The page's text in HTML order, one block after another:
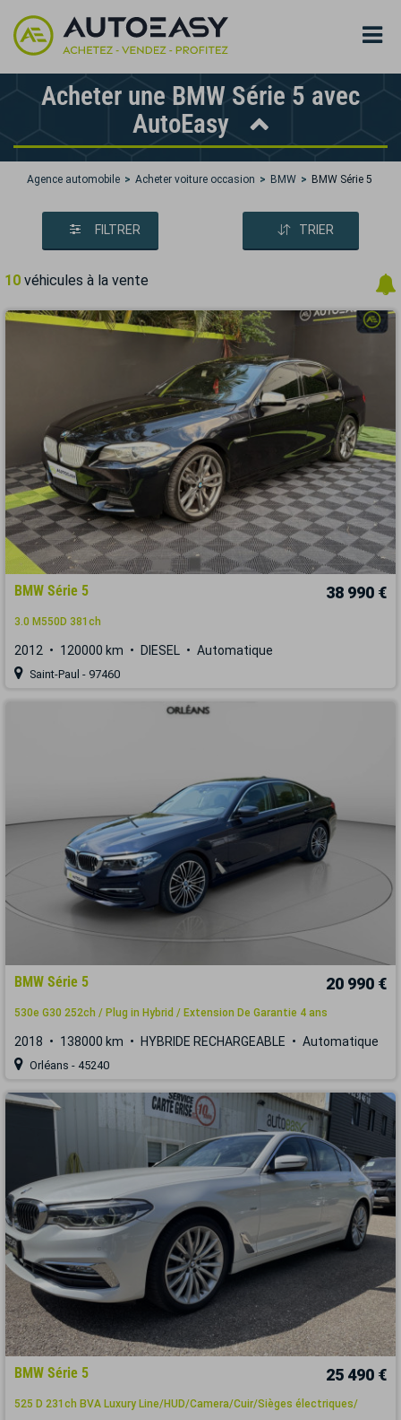
Acheter une BMW Série 5 avec
AutoEasy
Agence automobile Acheter voiture occasion BMW BMW Série 5
FILTRER TRIER
10 véhicules à la vente
BMW Série 5 38 990 €
3.0 M550D 381ch
2012 120000 km DIESEL Automatique
Saint-Paul - 97460
BMW Série 5 20 990 €
530e G30 252ch / Plug in Hybrid / Extension De Garantie 4 ans
2018 138000 km HYBRIDE RECHARGEABLE Automatique
Orléans - 45240
BMW Série 5 25 490 €
525 D 231ch BVA Luxury Line/HUD/Camera/Cuir/Sièges électriques/